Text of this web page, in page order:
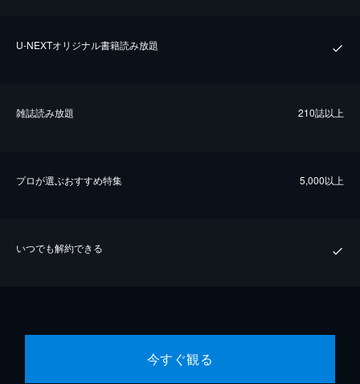
U-NEXTオリジナル書籍読み放題
雑誌読み放題 210誌以上
プロが選ぶおすすめ特集 5,000以上
いつでも解約できる
今すぐ観る